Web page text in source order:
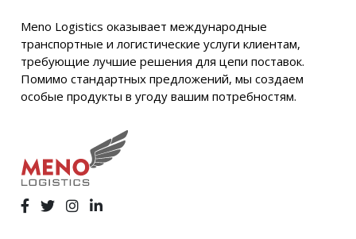
Meno Logistics оказывает международные
транспортные и логистические услуги клиентам,
требующие лучшие решения для цепи поставок.
Помимо стандартных предложений, мы создаем
особые продукты в угоду вашим потребностям.